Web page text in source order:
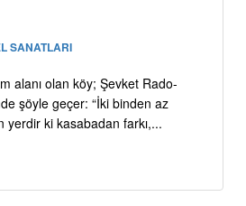
SANATLARI
alanı olan köy; Şevket Rado-
şöyle geçer: “İki binden az
yerdir ki kasabadan farkı,...